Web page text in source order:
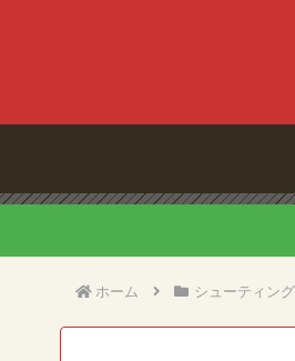
ホーム シューティン